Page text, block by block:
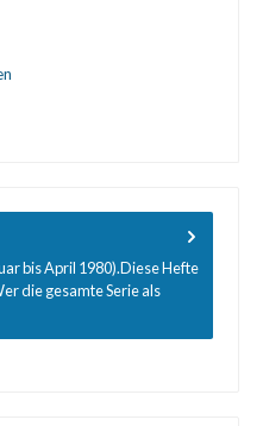
bis April 1980).Diese Hefte
die gesamte Serie als